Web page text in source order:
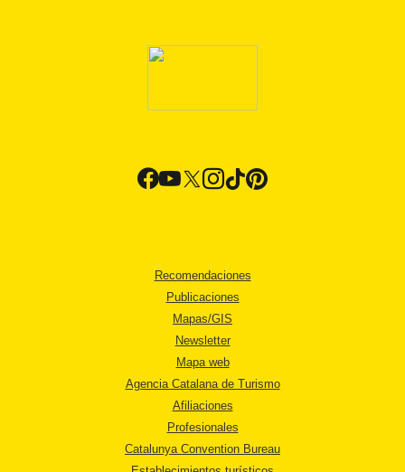
Recomendaciones
Publicaciones
Mapas/GIS
Newsletter
Mapa web
Agencia Catalana de Turismo
Afiliaciones
Profesionales
Catalunya Convention Bureau